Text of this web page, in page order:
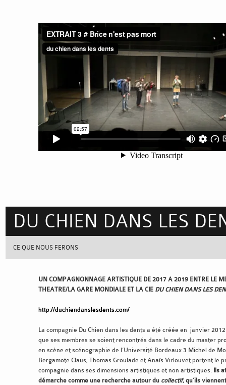
DU CHIEN DANS LES
CE QUE NOUS FERONS
UN COMPAGNONNAGE ARTISTIQUE DE 2017 A 2019 ENTRE LE
THEATRE/LA GARE MONDIALE ET LA CIE DU CHIEN DANS LES
http://duchiendanslesdents.com/
La compagnie Du Chien dans les dents a été créée en janvier
que ses membres se soient rencontrés dans le cadre du master
en scène et scénographie de l’Université Bordeaux 3 Michel de
Bergamote Claus, Thomas Groulade et Anaïs Virlouvet portent le
compagnie dans ses dimensions artistiques et non artistiques. Ils
démarche comme une recherche autour du collectif, qu’ils